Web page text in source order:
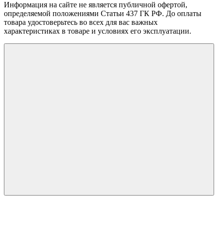
Информация на сайте не является публичной офертой,
определяемой положениями Статьи 437 ГК РФ. До оплаты
товара удостоверьтесь во всех для вас важных
характеристиках в товаре и условиях его эксплуатации.